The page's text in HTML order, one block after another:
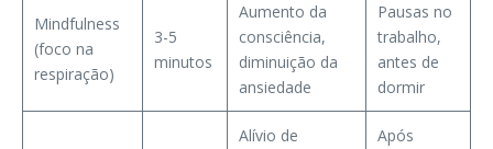
Mindfulness
(foco na
respiração)
3-5
minutos
Aumento da
consciência,
diminuição da
ansiedade
Pausas no
trabalho,
antes de
dormir
Alívio de
Após